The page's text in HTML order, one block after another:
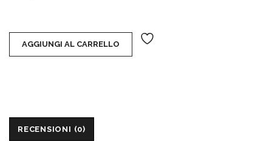
AGGIUNGI AL CARRELLO
RECENSIONI (0)